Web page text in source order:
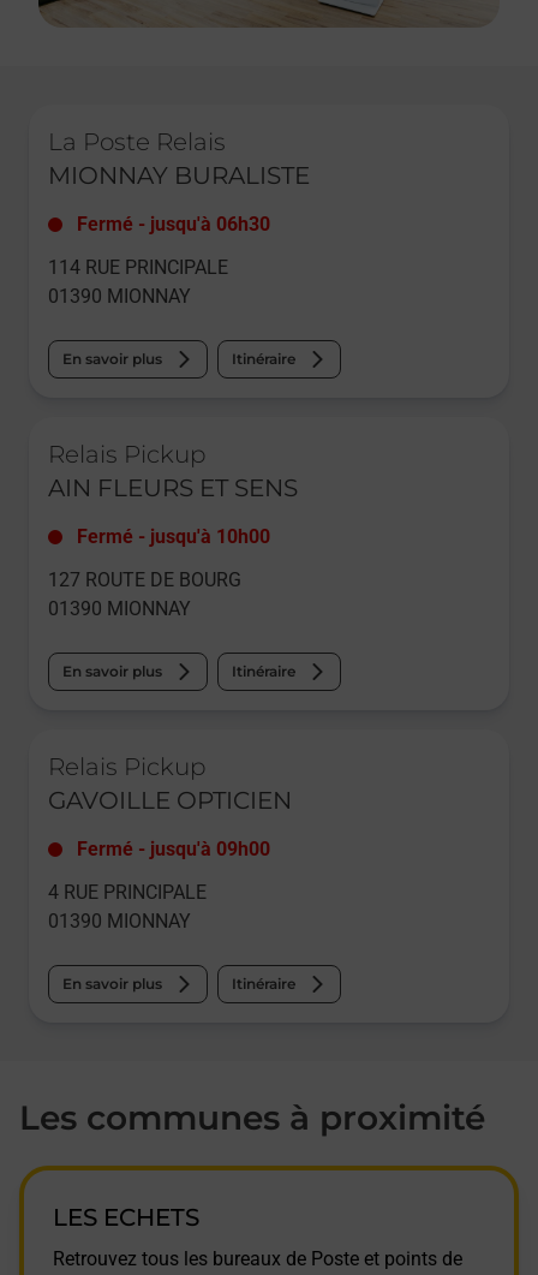
La Poste Relais
MIONNAY BURALISTE
Fermé - jusqu'à 06h30
114 RUE PRINCIPALE
01390 MIONNAY
En savoir plus Itinéraire
Relais Pickup
AIN FLEURS ET SENS
Fermé - jusqu'à 10h00
127 ROUTE DE BOURG
01390 MIONNAY
En savoir plus Itinéraire
Relais Pickup
GAVOILLE OPTICIEN
Fermé - jusqu'à 09h00
4 RUE PRINCIPALE
01390 MIONNAY
En savoir plus Itinéraire
Les communes à proximité
LES ECHETS
Retrouvez tous les bureaux de Poste et points de